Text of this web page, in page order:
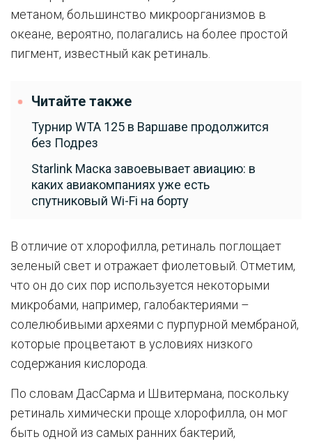
метаном, большинство микроорганизмов в
океане, вероятно, полагались на более простой
пигмент, известный как ретиналь.
Читайте также
Турнир WTA 125 в Варшаве продолжится
без Подрез
Starlink Маска завоевывает авиацию: в
каких авиакомпаниях уже есть
спутниковый Wi-Fi на борту
В отличие от хлорофилла, ретиналь поглощает
зеленый свет и отражает фиолетовый. Отметим,
что он до сих пор используется некоторыми
микробами, например, галобактериями –
солелюбивыми археями с пурпурной мембраной,
которые процветают в условиях низкого
содержания кислорода.
По словам ДасСарма и Швитермана, поскольку
ретиналь химически проще хлорофилла, он мог
быть одной из самых ранних бактерий,